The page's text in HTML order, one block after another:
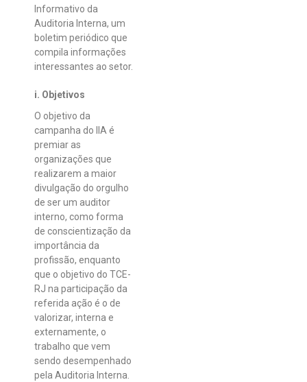
Informativo da
Auditoria Interna, um
boletim periódico que
compila informações
interessantes ao setor.
i. Objetivos
O objetivo da
campanha do IIA é
premiar as
organizações que
realizarem a maior
divulgação do orgulho
de ser um auditor
interno, como forma
de conscientização da
importância da
profissão, enquanto
que o objetivo do TCE-
RJ na participação da
referida ação é o de
valorizar, interna e
externamente, o
trabalho que vem
sendo desempenhado
pela Auditoria Interna.